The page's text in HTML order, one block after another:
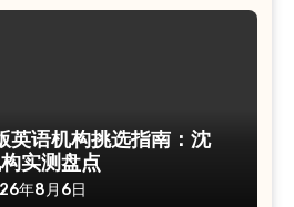
英语机构挑选指南：沈
实测盘点
年8月6日